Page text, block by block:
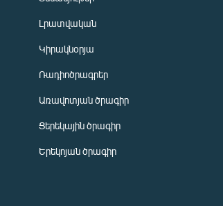
Լրատվական
Կիրակնօրյա
Ռադիոծրագրեր
Առավոտյան ծրագիր
Ցերեկային ծրագիր
Երեկոյան ծրագիր